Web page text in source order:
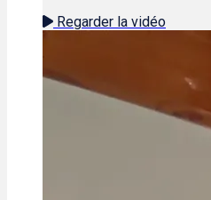
Regarder la vidéo